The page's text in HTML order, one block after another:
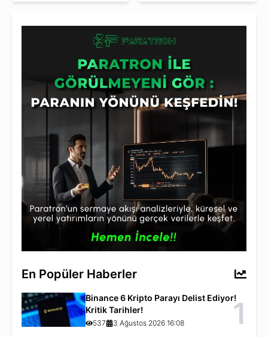
En Popüler Haberler
Binance 6 Kripto Parayı Delist Ediyor!
Kritik Tarihler!
537 3 Ağustos 2026 16:08 1